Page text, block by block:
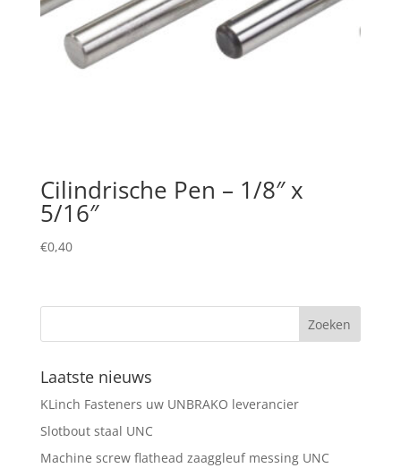
Cilindrische Pen – 1/8″ x
5/16″
€0,40
Laatste nieuws
KLinch Fasteners uw UNBRAKO leverancier
Slotbout staal UNC
Machine screw flathead zaaggleuf messing UNC